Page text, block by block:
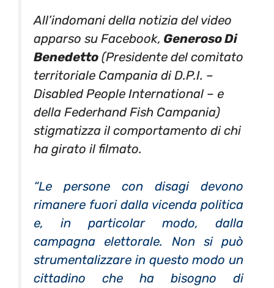
All’indomani della notizia del video
apparso su Facebook, Generoso Di
Benedetto (Presidente del comitato
territoriale Campania di D.P.I. –
Disabled People International – e
della Federhand Fish Campania)
stigmatizza il comportamento di chi
ha girato il filmato.
“Le persone con disagi devono
rimanere fuori dalla vicenda politica
e, in particolar modo, dalla
campagna elettorale. Non si può
strumentalizzare in questo modo un
cittadino che ha bisogno di